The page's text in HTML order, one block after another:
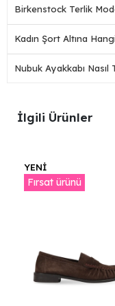
Birkenstock Terlik
Kadın Şort Altına
Nubuk Ayakkabı Nasıl
İlgili Ürünler
YENİ
Fırsat ürünü